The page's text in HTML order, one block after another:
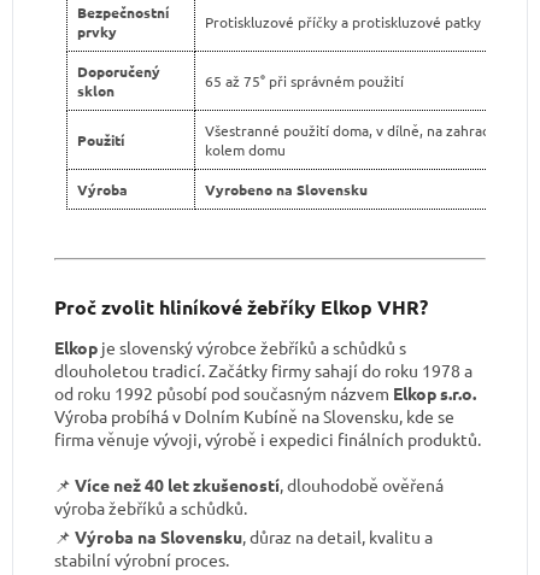
Bezpečnostní
prvky
Protiskluzové příčky a protiskluzové patky
Doporučený
sklon
65 až 75° při správném použití
Použití
Všestranné použití doma, v dílně, na zahradě i
kolem domu
Výroba Vyrobeno na Slovensku
Proč zvolit hliníkové žebříky Elkop VHR?
Elkop je slovenský výrobce žebříků a schůdků s
dlouholetou tradicí. Začátky firmy sahají do roku 1978 a
od roku 1992 působí pod současným názvem Elkop s.r.o.
Výroba probíhá v Dolním Kubíně na Slovensku, kde se
firma věnuje vývoji, výrobě i expedici finálních produktů.
📌 Více než 40 let zkušeností, dlouhodobě ověřená
výroba žebříků a schůdků.
📌 Výroba na Slovensku, důraz na detail, kvalitu a
stabilní výrobní proces.